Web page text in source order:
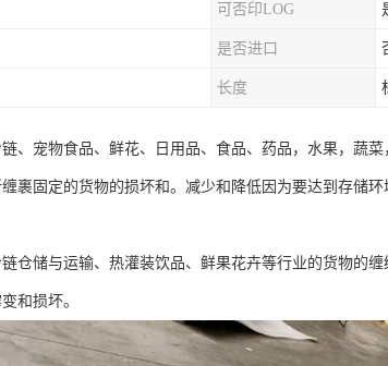
可否印LOG
是否进口
长度
、宠物食品、鲜花、日用品、食品、药品，水果，蔬
裹固定的货物的损坏和。减少和降低因为要达到存储
仓储与运输、热灌装饮品、鲜果花卉等行业的货物的缠
和损坏。